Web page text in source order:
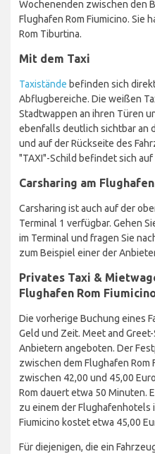
Wochenenden zwischen den
Flughafen Rom Fiumicino. Sie
Rom Tiburtina.
Mit dem Taxi
Taxistände befinden sich
Abflugbereiche. Die weißen
Stadtwappen an ihren Türen
ebenfalls deutlich sichtbar an
und auf der Rückseite des
"TAXI"-Schild befindet sich auf
Carsharing am
Carsharing ist auch auf der
Terminal 1 verfügbar. Gehen
im Terminal und fragen Sie
zum Beispiel einer der
Privates Taxi &
Flughafen Rom
Die vorherige Buchung eines
Geld und Zeit. Meet and
Anbietern angeboten. Der
zwischen dem Flughafen Rom
zwischen 42,00 und 45,00
Rom dauert etwa 50 Minuten.
zu einem der Flughafenhotels
Fiumicino kostet etwa 45,00
Für diejenigen, die ein